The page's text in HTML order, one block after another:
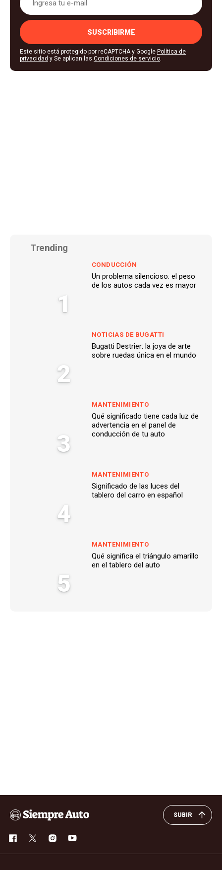
SUSCRIBIRME
Este sitio está protegido por reCAPTCHA y Google Política de
privacidad y Se aplican las Condiciones de servicio.
Trending
1
CONDUCCIÓN
Un problema silencioso: el peso
de los autos cada vez es mayor
2
NOTICIAS DE BUGATTI
Bugatti Destrier: la joya de arte
sobre ruedas única en el mundo
3
MANTENIMIENTO
Qué significado tiene cada luz de
advertencia en el panel de
conducción de tu auto
4
MANTENIMIENTO
Significado de las luces del
tablero del carro en español
5
MANTENIMIENTO
Qué significa el triángulo amarillo
en el tablero del auto
SUBIR